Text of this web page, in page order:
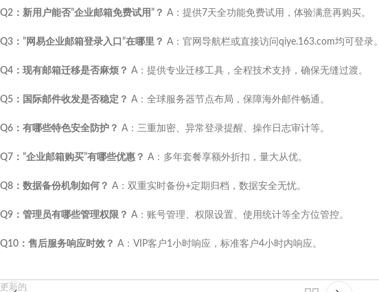
Q2：新用户能否”企业邮箱免费试用”？ A：提供7天全功能免费试用，体验满意再购买。
Q3：”网易企业邮箱登录入口”在哪里？ A：官网导航栏或直接访问qiye.163.com均可登录。
Q4：现有邮箱迁移是否麻烦？ A：提供专业迁移工具，全程技术支持，确保无缝过渡。
Q5：国际邮件收发是否稳定？ A：全球服务器节点布局，保障海外邮件畅通。
Q6：有哪些特色安全防护？ A：三重加密、异常登录提醒、操作日志审计等。
Q7：”企业邮箱购买”有哪些优惠？ A：多年套餐享额外折扣，量大从优。
Q8：数据备份机制如何？ A：双重实时备份+定期归档，数据安全无忧。
Q9：管理员有哪些管理权限？ A：账号管理、权限设置、使用统计等全方位管控。
Q10：售后服务响应时效？ A：VIP客户1小时响应，标准客户4小时内响应。
更新的